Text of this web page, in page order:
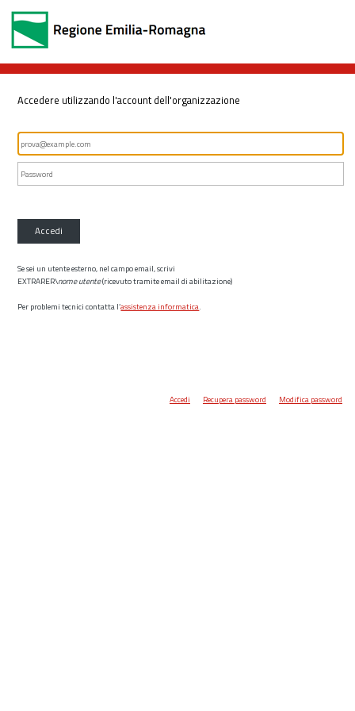
Accedere utilizzando l'account dell'organizzazione
Accedi
Se sei un utente esterno, nel campo email, scrivi
EXTRARER\nome utente(ricevuto tramite email di abilitazione)
Per problemi tecnici contatta l’assistenza informatica.
Accedi Recupera password Modifica password